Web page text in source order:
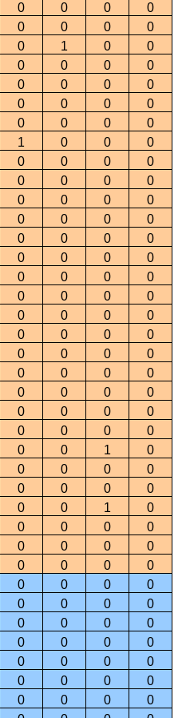
0 0 0
0
0 0 0
0
0 1 0
0
0 0 0
0
0 0 0
0
0 0 0
0
0 0 0
0
1 0 0
0
0 0 0
0
0 0 0
0
0 0 0
0
0 0 0
0
0 0 0
0
0 0 0
0
0 0 0
0
0 0 0
0
0 0 0
0
0 0 0
0
0 0 0
0
0 0 0
0
0 0 0
0
0 0 0
0
0 0 0
0
0 0 1
0
0 0 0
0
0 0 0
0
0 0 1
0
0 0 0
0
0 0 0
0
0 0 0
0
0 0 0
0
0 0 0
0
0 0 0
0
0 0 0
0
0 0 0
0
0 0 0
0
0 0 0
0